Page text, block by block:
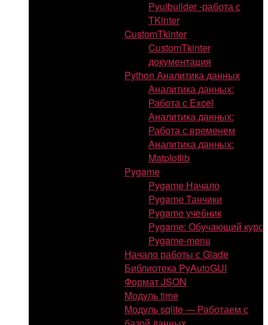
Pyuibuilder -работа с
TKinter
CustomTkinter
CustomTkinter
документация
Python Аналитика данных
Аналитика данных:
Работа с Excel
Аналитика данных:
Работа с временем
Аналитика данных:
Matplotlib
Pygame
Pygame Начало
Pygame Танчики
Pygame учебник
Pygame: Обучающий курс
Pygame-menu
Начало работы с Glade
Библиотека PyAutoGUI
Формат JSON
Модуль time
Модуль sqlite — Работаем с